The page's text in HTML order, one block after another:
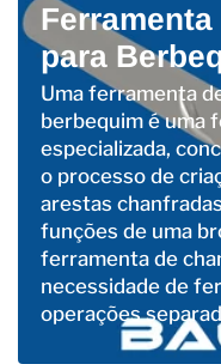
para
Uma ferramenta
berbequim é uma
especializada,
o processo de
arestas
funções de uma
ferramenta de
necessidade de
operações